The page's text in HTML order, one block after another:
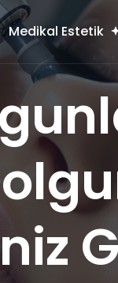
Medikal Estetik